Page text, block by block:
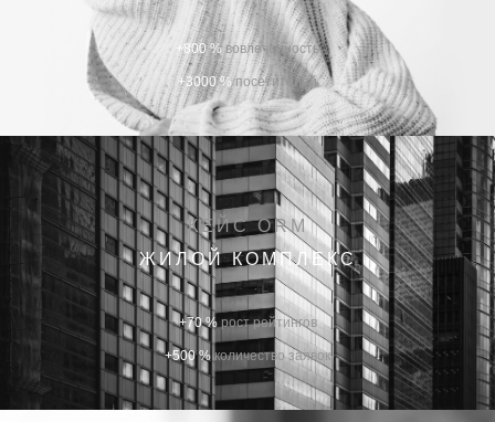
+800 %вовлеченность
+3000 %посетителей
КЕЙС ORM
ЖИЛОЙ КОМПЛЕКС
+70 %рост рейтингов
+500 % количество заявок